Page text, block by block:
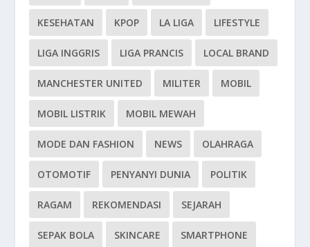
KESEHATAN KPOP LA LIGA LIFESTYLE
LIGA INGGRIS LIGA PRANCIS LOCAL BRAND
MANCHESTER UNITED MILITER MOBIL
MOBIL LISTRIK MOBIL MEWAH
MODE DAN FASHION NEWS OLAHRAGA
OTOMOTIF PENYANYI DUNIA POLITIK
RAGAM REKOMENDASI SEJARAH
SEPAK BOLA SKINCARE SMARTPHONE